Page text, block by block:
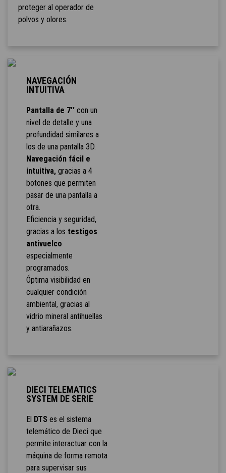
proteger al operador de
polvos y olores.
NAVEGACIÓN
INTUITIVA
Pantalla de 7''con un
nivel de detalle y una
profundidad similares a
los de una pantalla 3D.
Navegación fácil e
intuitiva,gracias a 4
botones que permiten
pasar de una pantalla a
otra.
Eficiencia y seguridad,
gracias a los testigos
antivuelco
especialmente
programados.
Óptima visibilidad en
cualquier condición
ambiental, gracias al
vidrio mineral antihuellas
y antiarañazos.
DIECI TELEMATICS
SYSTEM DE SERIE
El DTS es el sistema
telemático de Dieci que
permite interactuar con la
máquina de forma remota
para supervisar sus